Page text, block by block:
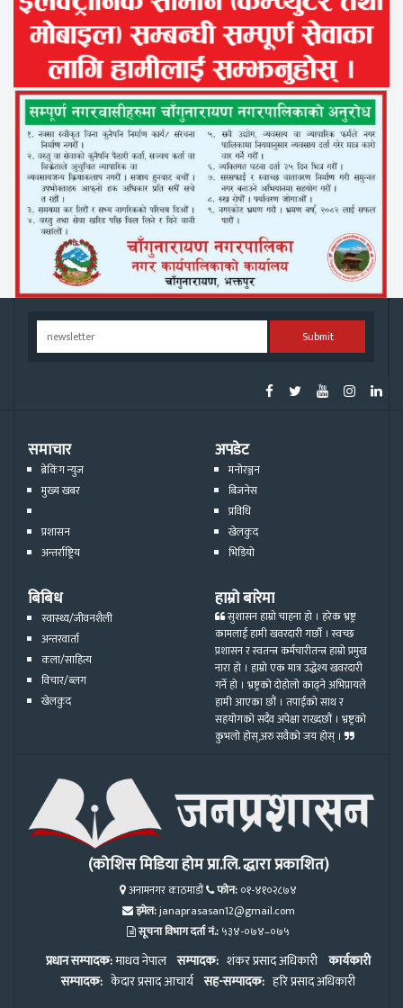
Submit
समाचार
ब्रेकिंग न्युज
मुख्य खबर
प्रशासन
अन्तर्राष्ट्रिय
अपडेट
मनोरञ्जन
बिजनेस
प्रविधि
खेलकुद
भिडियो
बिबिध
स्वास्थ्य/जीवनशैली
अन्तरवार्ता
कला/साहित्य
विचार/ब्लग
खेलकुद
हाम्रो बारेमा
सुशासन हाम्रो चाहना हो । हरेक भ्रष्ट्र
कामलाई हामी खवरदारी गर्छौ । स्वच्छ
प्रशासन र स्वतन्त्र कर्मचारीतन्त्र हाम्रो प्रमुख
नारा हो । हाम्रो एक मात्र उद्धेश्य खवरदारी
गर्ने हो । भ्रष्ट्रको दोहोलो काढ्ने अभिप्रायले
हामी आएका छौं । तपाईको साथ र
सहयोगको सदैव अपेक्षा राख्दछौं । भ्रष्ट्रको
कुभलो होस्,अरु सवैको जय होस् ।
(कोशिस मिडिया होम प्रा.लि. द्धारा प्रकाशित)
अनामनगर काठमाडौं फोन: ०१-४१०२८७४
इमेल:janaprasasan12@gmail.com
सूचना विभाग दर्ता नं.: ५३४-०७४–०७५
प्रधान सम्पादक:माधव नेपाल सम्पादक: शंकर प्रसाद अधिकारी कार्यकारी
सम्पादक: केदार प्रसाद आचार्य सह-सम्पादक: हरि प्रसाद अधिकारी